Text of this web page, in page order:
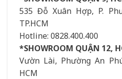
535 Đỗ Xuân Hợp, P.
TP.HCM
Hotline: 0828.400.400
*SHOWROOM QUẬN 12,
Vườn Lài, Phường An
HCM